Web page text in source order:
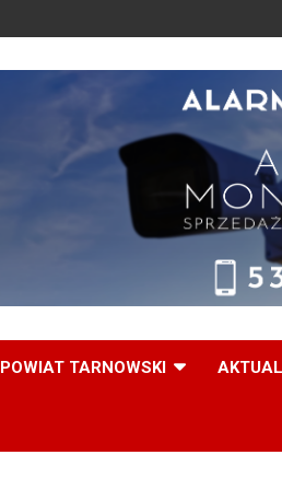
POWIAT TARNOWSKI